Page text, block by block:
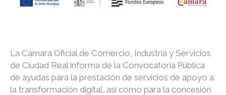
La Cámara Oficial de Comercio, Industria y Servicios
de Ciudad Real informa de la Convocatoria Pública
de ayudas para la prestación de servicios de apoyo a
la transformación digital, así como para la concesión